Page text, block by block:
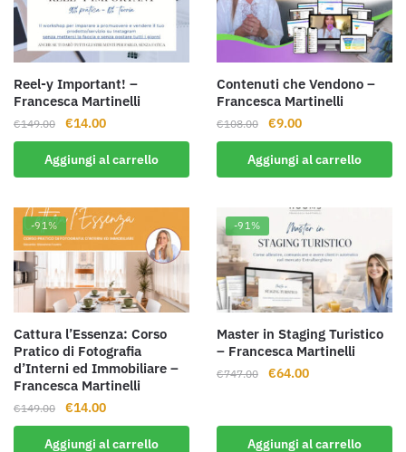
Reel-y Important! –
Francesca Martinelli
€149.00
Il
prezzo
originale
era:
€14.00Il
prezzo
attuale
è:
Aggiungi al carrello
Contenuti che Vendono –
Francesca Martinelli
€108.00
Il
prezzo
originale
era:
€9.00Il
prezzo
attuale
è:
Aggiungi al carrello
-91%
Cattura l’Essenza: Corso
Pratico di Fotografia
d’Interni ed Immobiliare –
Francesca Martinelli
€149.00
Il
prezzo
originale
€14.00Il
prezzo
attuale
Aggiungi al carrello
-91%
Master in Staging Turistico
– Francesca Martinelli
€747.00
Il
€64.00Il
Aggiungi al carrello